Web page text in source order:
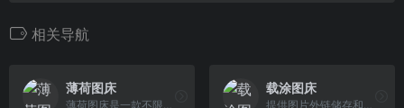
相关导航
薄荷图床
薄荷图床是一款不限流量的图床软件，支持批量上传，不仅仅是图片，您还可以上传文档，PDF，表格，音视频，压缩包等数百种格式。不限流量，不限上传次数，全球CDN 加速，累计外链次数已经超过了四亿次。薄荷图床是最好用的图床软件。
载涂图床
提供图片外链储存和高速CDN图片加载,以及图片管理系统.更好的管理您的图片内容,单张图片支持10MB上传,支持批量上传